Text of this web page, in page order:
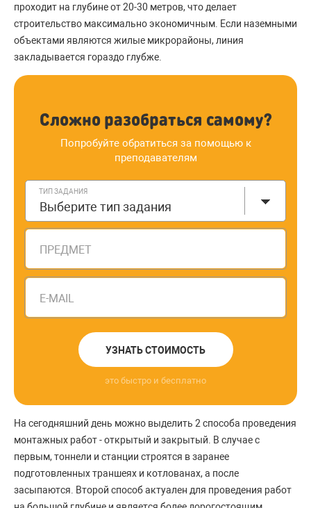
проходит на глубине от 20-30 метров, что делает
строительство максимально экономичным. Если наземными
объектами являются жилые микрорайоны, линия
закладывается гораздо глубже.
Сложно разобраться самому?
Попробуйте обратиться за помощью к
преподавателям
ТИП ЗАДАНИЯ
Выберите тип задания
ПРЕДМЕТ
E-MAIL
УЗНАТЬ СТОИМОСТЬ
это быстро и бесплатно
На сегодняшний день можно выделить 2 способа проведения
монтажных работ - открытый и закрытый. В случае с
первым, тоннели и станции строятся в заранее
подготовленных траншеях и котлованах, а после
засыпаются. Второй способ актуален для проведения работ